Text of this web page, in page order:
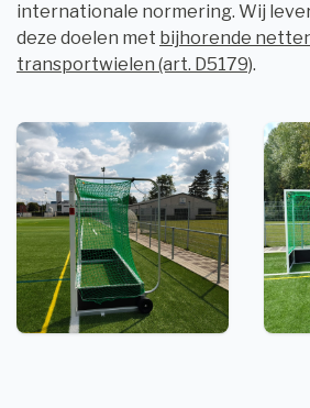
internationale normering. Wij
deze doelen met bijhorende
transportwielen (art. D5179).